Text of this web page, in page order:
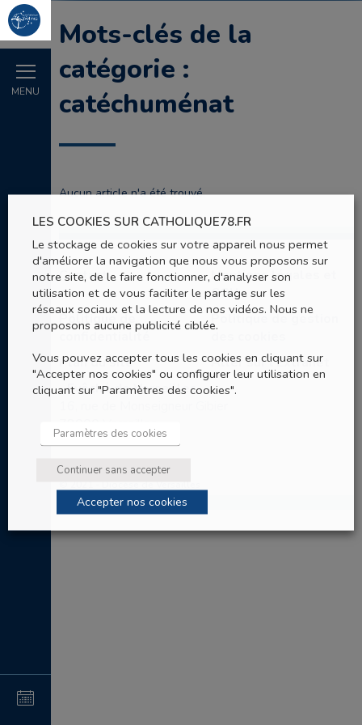
MENU
au
Mots-clés de la
catégorie :
catéchuménat
Aucun article n'a été trouvé.
Contact
Mentions légales et
CGU
Politique de
confidentialité
Politique de gestion
Plan du site
Aller sur l’Extranet
Evêché de Versailles
78000 Versailles
Tel: 01 30 97 67 60
LES COOKIES SUR CATHOLIQUE78.FR
Le stockage de cookies sur votre appareil nous permet
d'améliorer la navigation que nous vous proposons sur
notre site, de le faire fonctionner, d'analyser son
utilisation et de vous faciliter le partage sur les
réseaux sociaux et la lecture de nos vidéos. Nous ne
proposons aucune publicité ciblée.
Vous pouvez accepter tous les cookies en cliquant sur
"Accepter nos cookies" ou configurer leur utilisation en
cliquant sur "Paramètres des cookies".
Paramètres des cookies
Continuer sans accepter
Accepter nos cookies